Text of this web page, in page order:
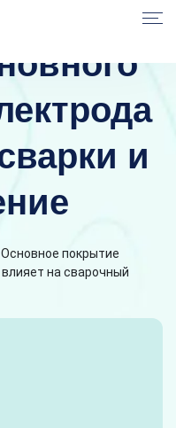
и
Основное покрытие
влияет на сварочный